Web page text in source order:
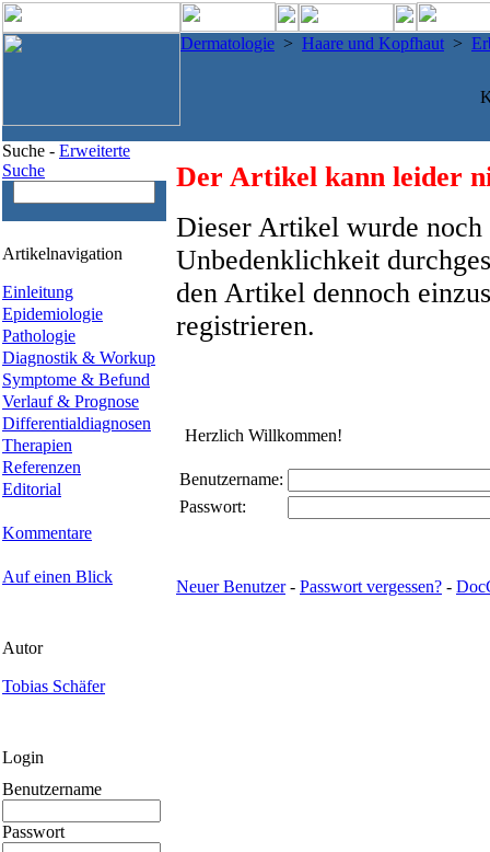
Dermatologie > Haare und Kopfhaut >
Suche - Erweiterte
Suche
Artikelnavigation
Einleitung
Epidemiologie
Pathologie
Diagnostik & Workup
Symptome & Befund
Verlauf & Prognose
Differentialdiagnosen
Therapien
Referenzen
Editorial
Kommentare
Auf einen Blick
Autor
Tobias Schäfer
Login
Benutzername
Passwort
Der Artikel kann leider
Dieser Artikel wurde
Unbedenklichkeit
den Artikel dennoch
registrieren.
Herzlich Willkommen!
Benutzername:
Passwort:
Neuer Benutzer- Passwort vergessen? -